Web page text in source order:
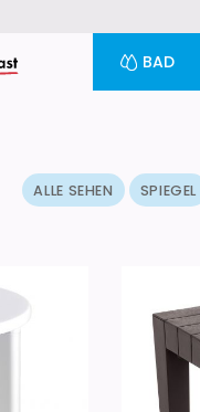
BAD
ALLE SEHEN SPIEGEL